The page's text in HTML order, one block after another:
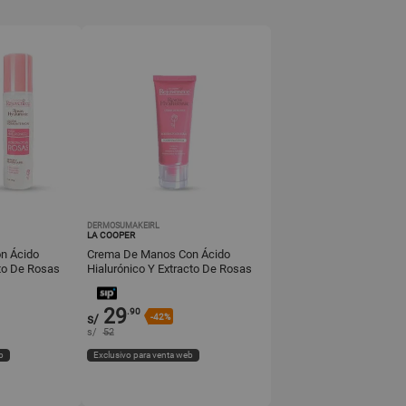
Ácido
De Rosas
DERMOSUMAKEIRL
LA COOPER
Crema De Manos Con Ácido
Hialurónico Y Extracto De Rosas
s/ 29.90
-42%
s/ 52
Exclusivo para venta web